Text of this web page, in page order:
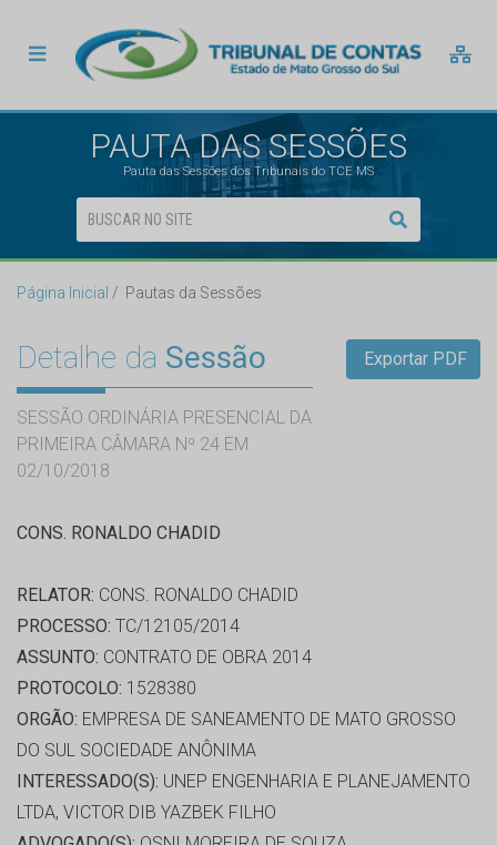
PAUTA DAS SESSÕES
Pauta das Sessões dos Tribunais do TCE MS
Página Inicial Pautas da Sessões
Detalhe da Sessão
SESSÃO ORDINÁRIA PRESENCIAL DA
PRIMEIRA CÂMARA Nº 24 EM
02/10/2018
Exportar PDF
CONS. RONALDO CHADID
RELATOR: CONS. RONALDO CHADID
PROCESSO: TC/12105/2014
ASSUNTO: CONTRATO DE OBRA 2014
PROTOCOLO: 1528380
ORGÃO: EMPRESA DE SANEAMENTO DE MATO GROSSO
DO SUL SOCIEDADE ANÔNIMA
INTERESSADO(S): UNEP ENGENHARIA E PLANEJAMENTO
LTDA, VICTOR DIB YAZBEK FILHO